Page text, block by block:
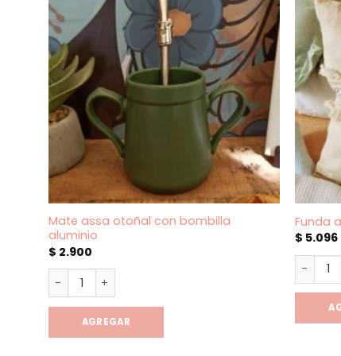
Mate assa otoñal con bombilla
aluminio
$ 2.900
Mate assa otoñal con bombilla aluminio cantidad
AGREGAR
Funda
$ 5.096
Funda